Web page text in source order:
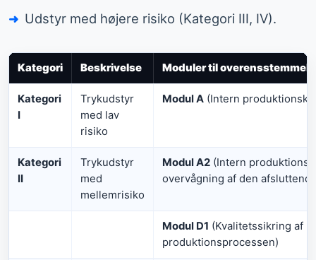
Udstyr med højere risiko (Kategori III, IV).
Kategori Beskrivelse Moduler til
Kategori
I
Trykudstyr
med lav
risiko
Modul A(Intern
Kategori
II
Trykudstyr
med
mellemrisiko
Modul A2(Intern
overvågning af den
Modul D1 (Kvalitetssikring af
produktionsprocessen)